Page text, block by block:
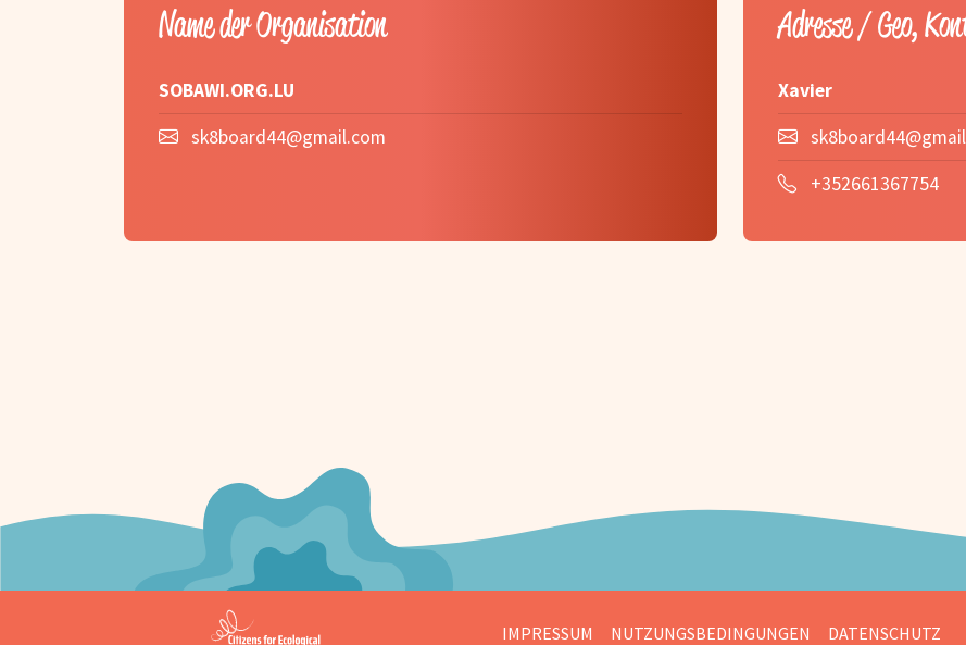
Name der Organisation
SOBAWI.ORG.LU
sk8board44@gmail.com
Adresse / Geo,
Xavier
+352661367754
IMPRESSUM NUTZUNGSBEDINGUNGEN DATENSCHUTZ